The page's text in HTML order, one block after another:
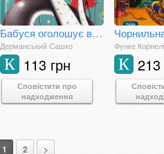
Бабуся оголошує війну
Дерманський Сашко
113 грн
К
Сповістити про
надходження
Функе
213
К
1 2 >